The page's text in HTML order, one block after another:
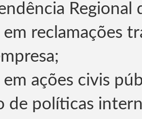
Regional
em reclamações
em ações civis
de políticas